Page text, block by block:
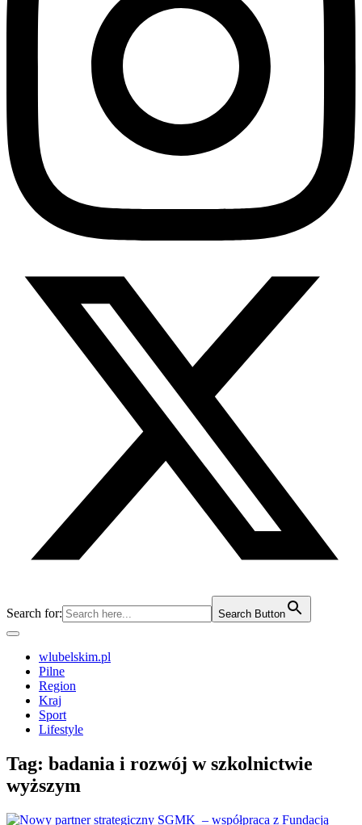
Search for: Search Button
wlubelskim.pl
Pilne
Region
Kraj
Sport
Lifestyle
Tag: badania i rozwój w szkolnictwie
wyższym